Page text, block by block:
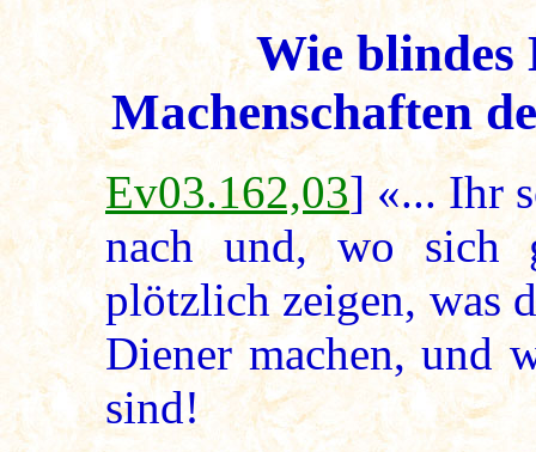
Wie
Machenschaften
Ev03.162,03] «... Ihr
nach und, wo sich
plötzlich zeigen, was
Diener machen, und
sind!